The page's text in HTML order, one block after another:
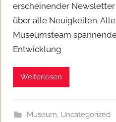
erscheinender
über alle Neuigkeiten.
Museumsteam
Entwicklung
Weiterlesen
Museum, Uncategorized